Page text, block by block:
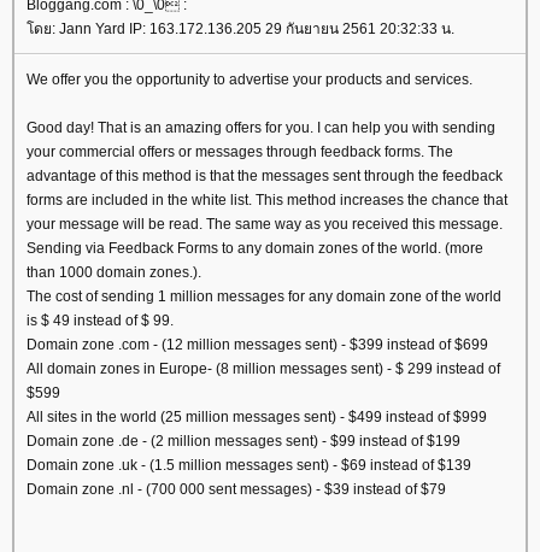
Bloggang.com : \0_\0 :
ดย: Jann Yard IP: 163.172.136.205 29 กันยายน 2561 20:32:33 น.
We offer you the opportunity to advertise your products and services.
Good day! That is an amazing offers for you. I can help you with sending
your commercial offers or messages through feedback forms. The
advantage of this method is that the messages sent through the feedback
forms are included in the white list. This method increases the chance that
your message will be read. The same way as you received this message.
Sending via Feedback Forms to any domain zones of the world. (more
than 1000 domain zones.).
The cost of sending 1 million messages for any domain zone of the world
is $ 49 instead of $ 99.
Domain zone .com - (12 million messages sent) - $399 instead of $699
All domain zones in Europe- (8 million messages sent) - $ 299 instead of
$599
All sites in the world (25 million messages sent) - $499 instead of $999
Domain zone .de - (2 million messages sent) - $99 instead of $199
Domain zone .uk - (1.5 million messages sent) - $69 instead of $139
Domain zone .nl - (700 000 sent messages) - $39 instead of $79